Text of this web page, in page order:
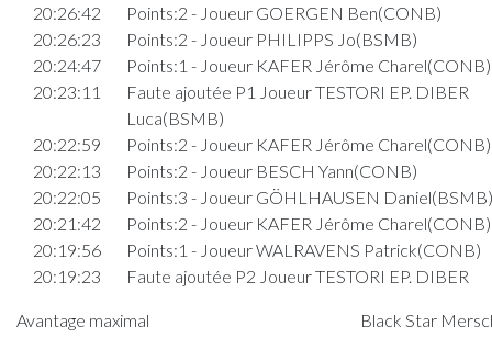
20:26:42
Points:2 - Joueur GOERGEN Ben(CONB)
20:26:23
Points:2 - Joueur PHILIPPS Jo(BSMB)
20:24:47
Points:1 - Joueur KAFER Jérôme Charel(CONB)
20:23:11
Faute ajoutée P1 Joueur TESTORI EP. DIBER
Luca(BSMB)
20:22:59
Points:2 - Joueur KAFER Jérôme Charel(CONB)
20:22:13
Points:2 - Joueur BESCH Yann(CONB)
20:22:05
Points:3 - Joueur GÖHLHAUSEN Daniel(BSMB)
20:21:42
Points:2 - Joueur KAFER Jérôme Charel(CONB)
20:19:56
Points:1 - Joueur WALRAVENS Patrick(CONB)
20:19:23
Faute ajoutée P2 Joueur TESTORI EP. DIBER
20:19:08
Points:2 - Joueur TESTORI EP. DIBER
Avantage maximal Black Star